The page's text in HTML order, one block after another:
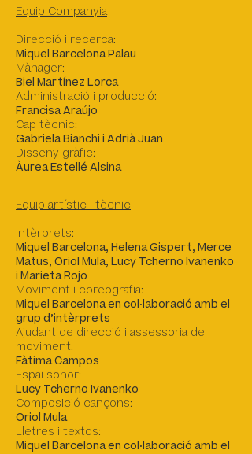
Equip Companyia
Direcció i recerca:
Miquel Barcelona Palau
Mànager:
Biel Martínez Lorca
Administració i producció:
Francisa Araújo
Cap tècnic:
Gabriela Bianchi i Adrià Juan
Disseny gràfic:
Àurea Estellé Alsina
Equip artístic i tècnic
Intèrprets:
Miquel Barcelona, Helena Gispert, Merce
Matus, Oriol Mula, Lucy Tcherno Ivanenko
i Marieta Rojo
Moviment i coreografia:
Miquel Barcelona en col·laboració amb el
grup d’intèrprets
Ajudant de direcció i assessoria de
moviment:
Fàtima Campos
Espai sonor:
Lucy Tcherno Ivanenko
Composició cançons:
Oriol Mula
Lletres i textos:
Miquel Barcelona en col·laboració amb el